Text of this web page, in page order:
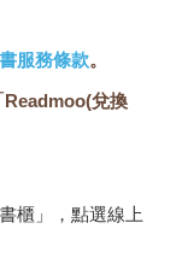
養那個小女孩？
就失蹤。父親也
不該去兒童之家
服務條款。
Readmoo(兌換
櫃」，點選線上